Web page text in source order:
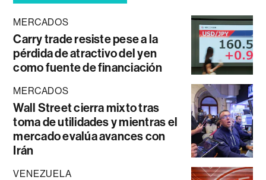
MERCADOS
Carry trade resiste pese a la
pérdida de atractivo del yen
como fuente de financiación
MERCADOS
Wall Street cierra mixto tras
toma de utilidades y mientras el
mercado evalúa avances con
Irán
VENEZUELA